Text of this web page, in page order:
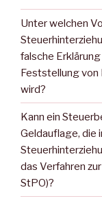
Unter welchen
falsche
Feststellung
wird?
Kann ein
Geldauflage, die
das Verfahren
StPO)?